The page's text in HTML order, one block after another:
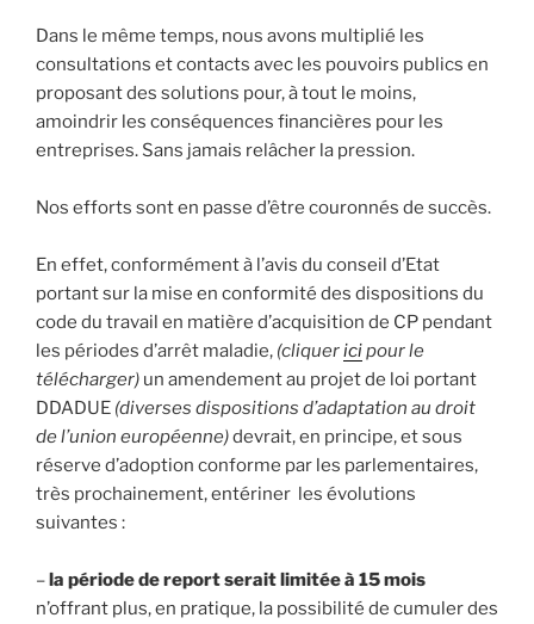
Dans le même temps, nous avons multiplié les
consultations et contacts avec les pouvoirs publics en
proposant des solutions pour, à tout le moins,
amoindrir les conséquences financières pour les
entreprises. Sans jamais relâcher la pression.
Nos efforts sont en passe d’être couronnés de succès.
En effet, conformément à l’avis du conseil d’Etat
portant sur la mise en conformité des dispositions du
code du travail en matière d’acquisition de CP pendant
les périodes d’arrêt maladie, (cliquericipour le
télécharger) un amendement au projet de loi portant
DDADUE (diverses dispositions d’adaptation au droit
de l’union européenne)devrait, en principe, et sous
réserve d’adoption conforme par les parlementaires,
très prochainement, entériner les évolutions
suivantes :
–la période de report serait limitée à 15 mois
n’offrant plus, en pratique, la possibilité de cumuler des